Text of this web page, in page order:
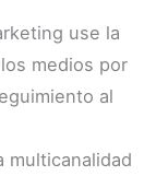
use la
medios por
al
multicanalidad